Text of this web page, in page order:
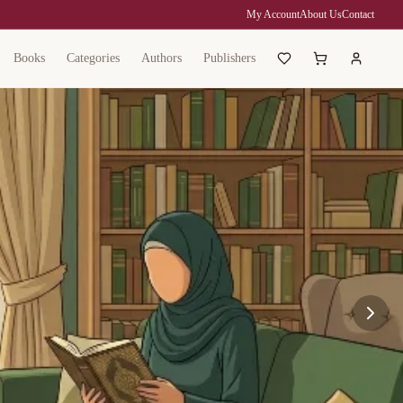
My AccountAbout UsContact
Books Categories Authors Publishers